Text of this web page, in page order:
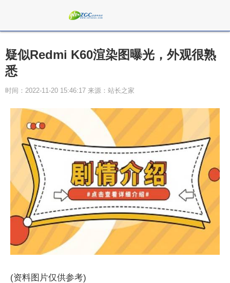
疑似Redmi K60渲染图曝光，外观很熟
悉
时间：2022-11-20 15:46:17 来源：站长之家
(资料图片仅供参考)